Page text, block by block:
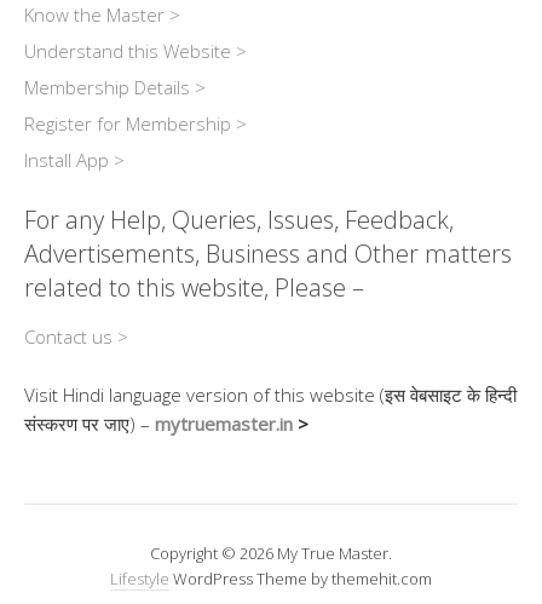
Know the Master >
Understand this Website >
Membership Details >
Register for Membership >
Install App >
For any Help, Queries, Issues, Feedback,
Advertisements, Business and Other matters
related to this website, Please –
Contact us >
Visit Hindi language version of this website (इस वेबसाइट के हिन्दी
संस्करण पर जाए) – mytruemaster.in >
Copyright © 2026 My True Master.
Lifestyle WordPress Theme by themehit.com